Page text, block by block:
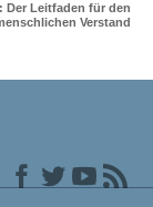
Der Leitfaden für den
Verstand